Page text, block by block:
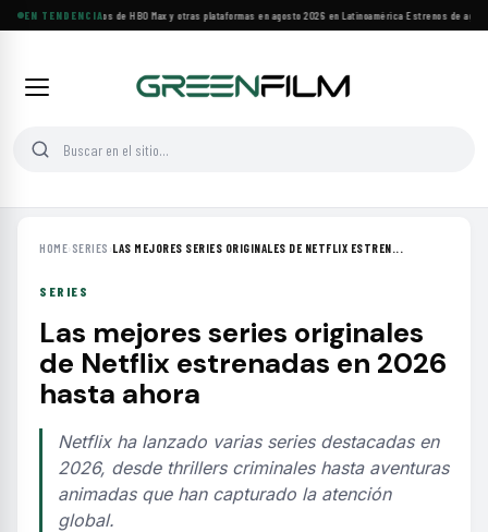
EN TENDENCIA
Principales estrenos de HBO Max y otras plataformas en agosto 2026 en Latinoamérica·Estrenos de
HOME› SERIES ›LAS MEJORES SERIES ORIGINALES DE NETFLIX ESTREN...
SERIES
Las mejores series originales
de Netflix estrenadas en 2026
hasta ahora
Netflix ha lanzado varias series destacadas en
2026, desde thrillers criminales hasta aventuras
animadas que han capturado la atención
global.